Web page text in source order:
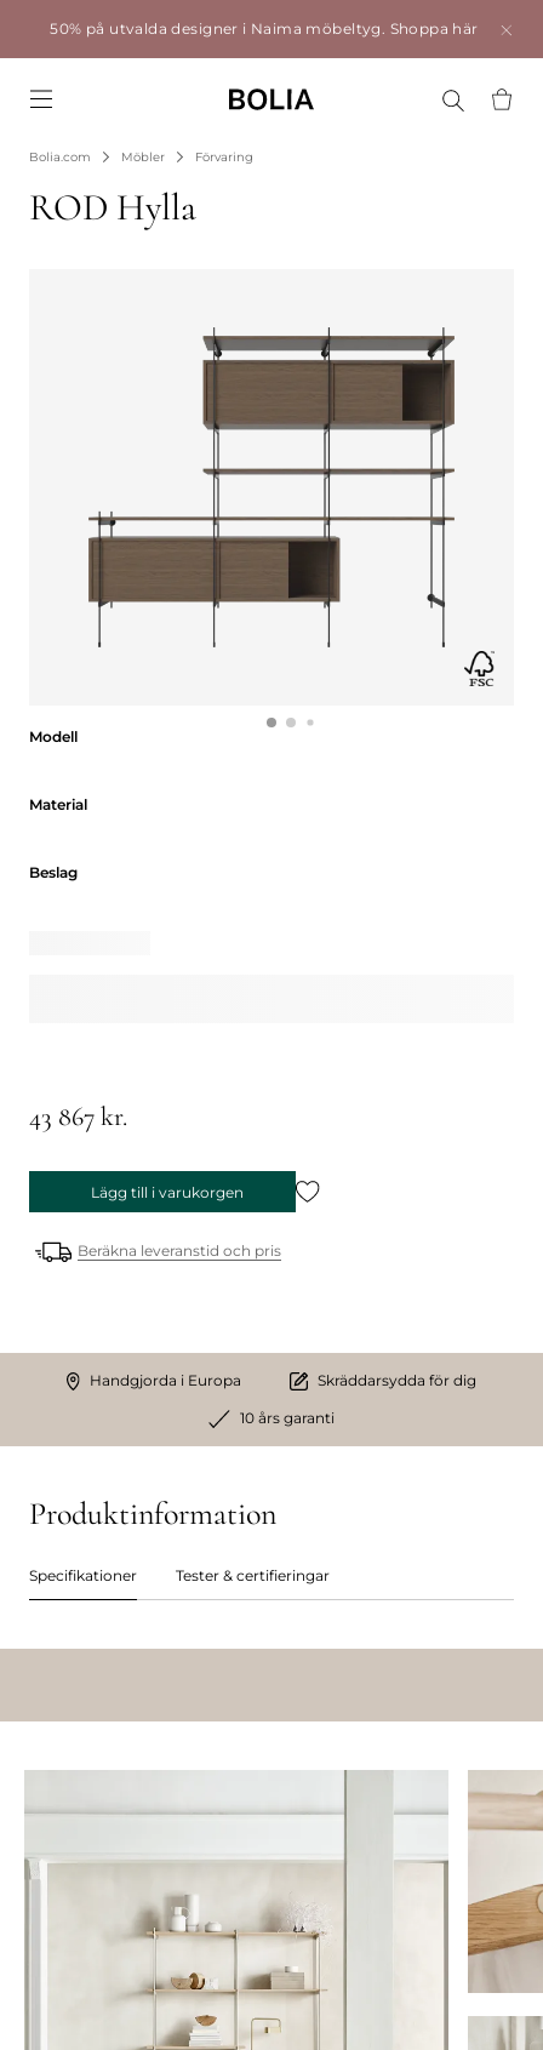
50% på utvalda designer i Naima möbeltyg. Shoppa här
Bolia.com Möbler Förvaring
ROD Hylla
Modell
Material
Beslag
43 867 kr.
Lägg till i varukorgen
Beräkna leveranstid och pris
Handgjorda i Europa Skräddarsydda för dig
10 års garanti
Produktinformation
Specifikationer Tester & certifieringar